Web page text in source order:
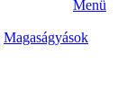
Menü
Magaságyások